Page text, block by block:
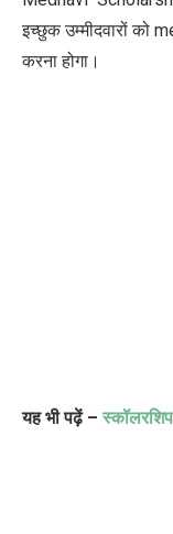
इच्छुक उम्मीदवारों को
करना होगा।
यह भी पढ़ें –